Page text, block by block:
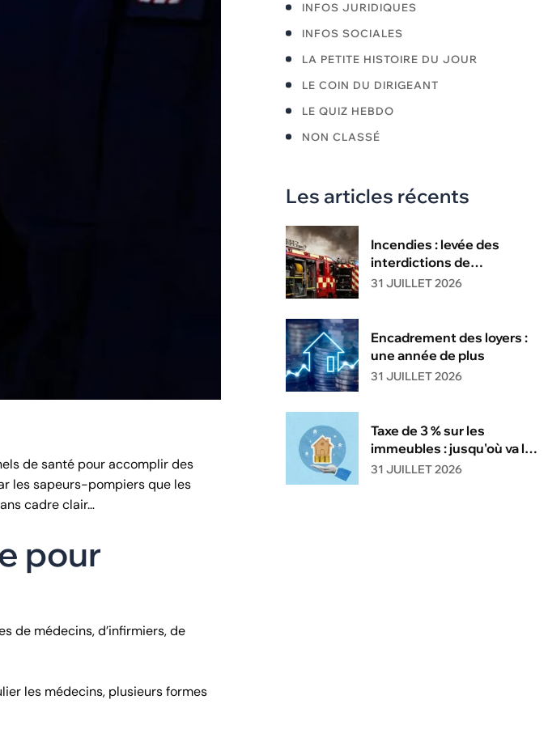
de santé pour accomplir des
les sapeurs-pompiers que les
cadre clair…
pour
de médecins, d’infirmiers, de
les médecins, plusieurs formes
INFOS JURIDIQUES
INFOS SOCIALES
LA PETITE HISTOIRE DU JOUR
LE COIN DU DIRIGEANT
LE QUIZ HEBDO
NON CLASSÉ
Les articles récents
Incendies : levée des
interdictions de
circulation
31 JUILLET 2026
Encadrement des loyers :
une année de plus
31 JUILLET 2026
Taxe de 3 % sur les
immeubles : jusqu'où va la
tolérance de
31 JUILLET 2026